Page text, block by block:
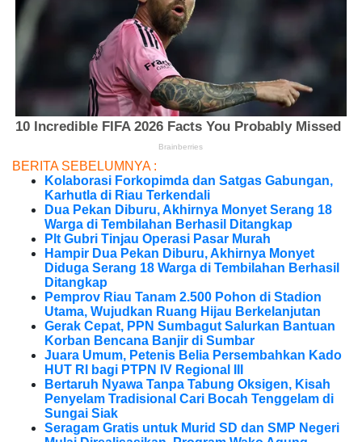
BERITA SEBELUMNYA :
Kolaborasi Forkopimda dan Satgas Gabungan,
Karhutla di Riau Terkendali
Dua Pekan Diburu, Akhirnya Monyet Serang 18
Warga di Tembilahan Berhasil Ditangkap
Plt Gubri Tinjau Operasi Pasar Murah
Hampir Dua Pekan Diburu, Akhirnya Monyet
Diduga Serang 18 Warga di Tembilahan Berhasil
Ditangkap
Pemprov Riau Tanam 2.500 Pohon di Stadion
Utama, Wujudkan Ruang Hijau Berkelanjutan
Gerak Cepat, PPN Sumbagut Salurkan Bantuan
Korban Bencana Banjir di Sumbar
Juara Umum, Petenis Belia Persembahkan Kado
HUT RI bagi PTPN IV Regional III
Bertaruh Nyawa Tanpa Tabung Oksigen, Kisah
Penyelam Tradisional Cari Bocah Tenggelam di
Sungai Siak
Seragam Gratis untuk Murid SD dan SMP Negeri